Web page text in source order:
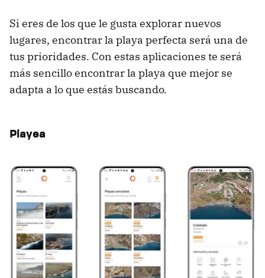
Si eres de los que le gusta explorar nuevos
lugares, encontrar la playa perfecta será una de
tus prioridades. Con estas aplicaciones te será
más sencillo encontrar la playa que mejor se
adapta a lo que estás buscando.
Playea